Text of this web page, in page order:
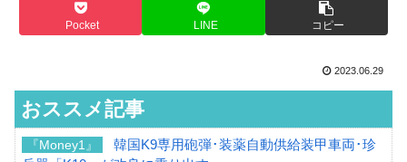
Pocket LINE コピー
2023.06.29
おススメ記事
『Money1』
韓国K9専用砲弾･装薬自動供給装甲車両･珍